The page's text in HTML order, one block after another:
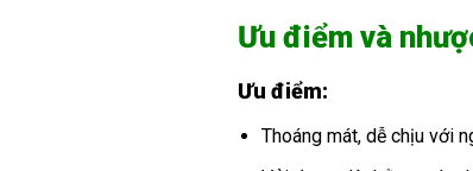
Ưu điểm và
Ưu điểm:
Thoáng mát, dễ chịu với